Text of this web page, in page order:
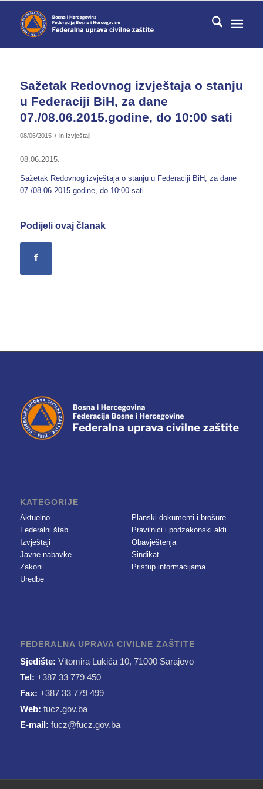
Sažetak Redovnog izvještaja o stanju
u Federaciji BiH, za dane
07./08.06.2015.godine, do 10:00 sati
08/06/2015 / in Izvještaji
08.06.2015.
Sažetak Redovnog izvještaja o stanju u Federaciji BiH, za dane
07./08.06.2015.godine, do 10:00 sati
Podijeli ovaj članak
KATEGORIJE
Aktuelno
Federalni štab
Izvještaji
Javne nabavke
Zakoni
Uredbe
Planski dokumenti i brošure
Pravilnici i podzakonski akti
Obavještenja
Sindikat
Pristup informacijama
FEDERALNA UPRAVA CIVILNE ZAŠTITE
Sjedište: Vitomira Lukića 10, 71000 Sarajevo
Tel: +387 33 779 450
Fax: +387 33 779 499
Web: fucz.gov.ba
E-mail: fucz@fucz.gov.ba